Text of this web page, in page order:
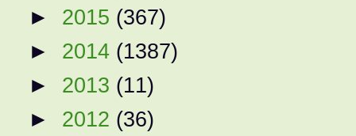
► 2015 (367)
► 2014 (1387)
► 2013 (11)
► 2012 (36)